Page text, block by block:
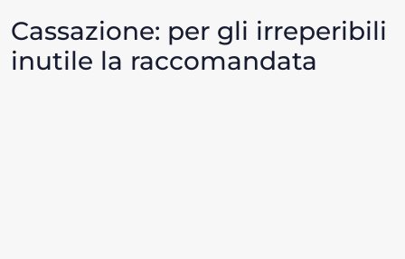
Cassazione: per gli irreperibili
inutile la raccomandata